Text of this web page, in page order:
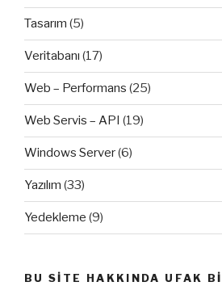
Tasarım (5)
Veritabanı (17)
Web – Performans (25)
Web Servis – API (19)
Windows Server(6)
Yazılım (33)
Yedekleme (9)
BU SITE HAKKINDA UFAK